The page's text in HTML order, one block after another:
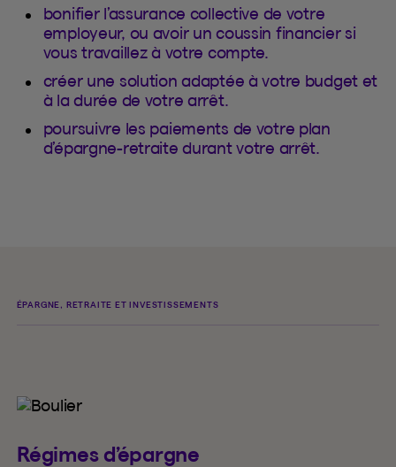
bonifier l’assurance collective de votre
employeur, ou avoir un coussin financier si
vous travaillez à votre compte.
créer une solution adaptée à votre budget et
à la durée de votre arrêt.
poursuivre les paiements de votre plan
d’épargne-retraite durant votre arrêt.
ÉPARGNE, RETRAITE ET INVESTISSEMENTS
Régimes d’épargne